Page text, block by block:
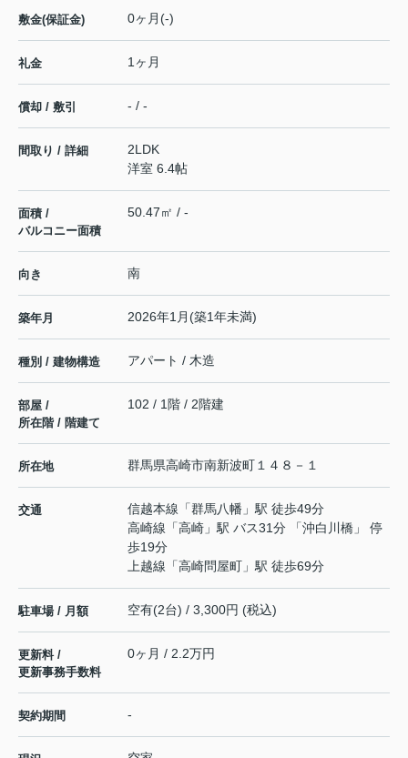
敷金(保証金) 0ヶ月(-)
礼金 1ヶ月
償却 / 敷引 - / -
間取り / 詳細
2LDK
洋室 6.4帖
面積 /
バルコニー面積
50.47㎡ / -
向き 南
築年月 2026年1月(築1年未満)
種別 / 建物構造 アパート / 木造
部屋 /
所在階 / 階建て
102 / 1階 / 2階建
所在地 群馬県高崎市南新波町 １４８－１
交通 信越本線 「群馬八幡 」駅 徒歩49分
高崎線 「高崎 」駅 バス31分 「沖白川橋」 停
歩19分
上越線 「高崎問屋町 」駅 徒歩69分
駐車場 / 月額 空有(2台) / 3,300円 (税込)
更新料 /
更新事務手数料
0ヶ月 / 2.2万円
契約期間 -